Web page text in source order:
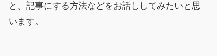
と、記事にする方法などをお話ししてみたいと思
います。